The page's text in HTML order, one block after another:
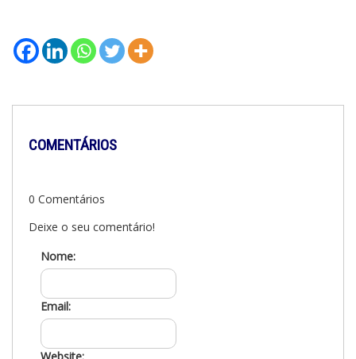
COMENTÁRIOS
0 Comentários
Deixe o seu comentário!
Nome:
Email:
Website: